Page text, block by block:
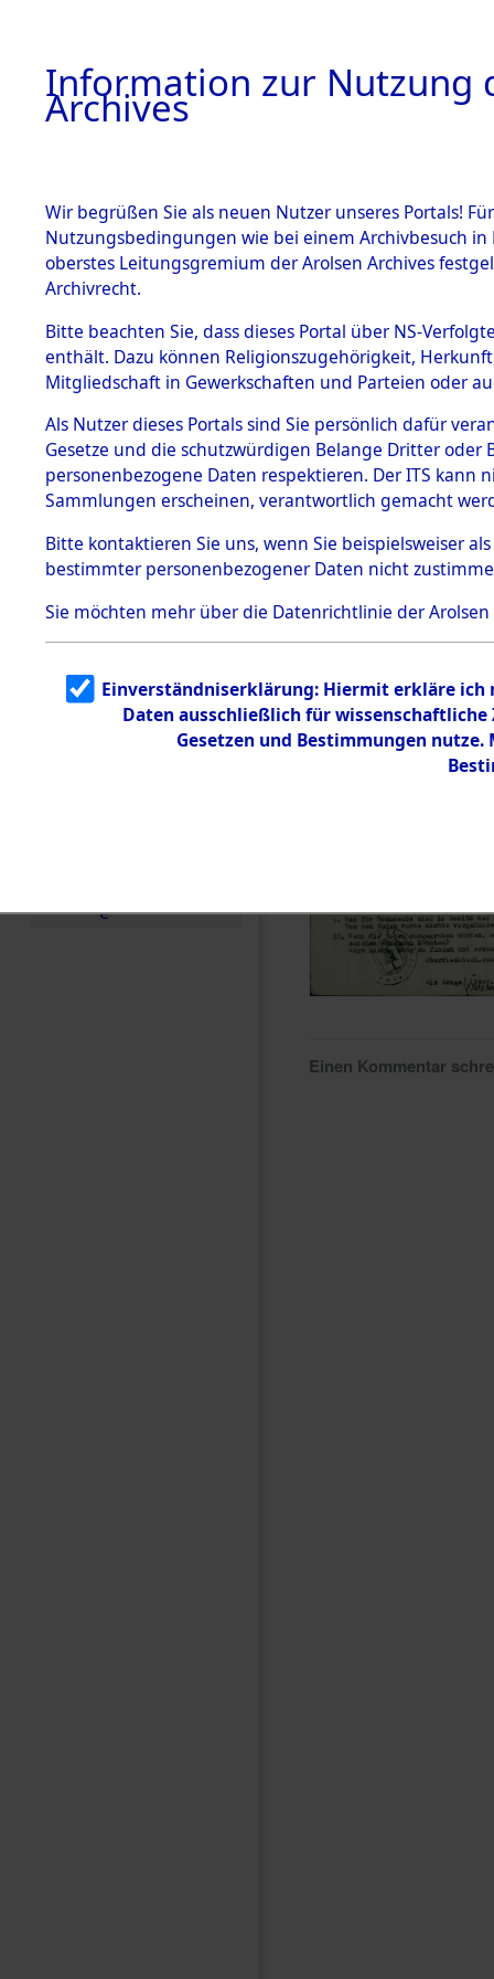
BESTÄNDE
1.
mente
5. Verschiedenes
5.3
Todesmärsche
5.3.1 Alliierte
Erhebungen
zu
Todesmärsch
en
5.3.2
g
5.3.3
Todesmärsch
e
-
0126
Einen Kommentar
Information zur Nutzung
Archives
Wir begrüßen Sie als neuen Nutzer unseres Portals!
Nutzungsbedingungen wie bei einem Archivbesuch
oberstes Leitungsgremium der Arolsen Archives
Archivrecht.
Bitte beachten Sie, dass dieses Portal über NS-
enthält. Dazu können Religionszugehörigkeit,
Mitgliedschaft in Gewerkschaften und Parteien oder
Als Nutzer dieses Portals sind Sie persönlich dafür
Gesetze und die schutzwürdigen Belange Dritter
personenbezogene Daten respektieren. Der ITS
Sammlungen erscheinen, verantwortlich gemacht
Bitte kontaktieren Sie uns, wenn Sie beispielsweiser
bestimmter personenbezogener Daten nicht
Sie möchten mehr über die Datenrichtlinie der Arolsen
Einverständniserklärung: Hiermit erkläre ich
Daten ausschließlich für
Gesetzen und Bestimmungen